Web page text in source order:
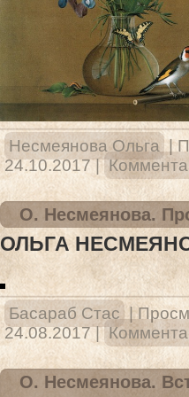
Несмеянова Ольга |
24.10.2017 |
О. Несмеянова.
ОЛЬГА
Басараб Стас |
24.08.2017 |
О. Несмеянова.